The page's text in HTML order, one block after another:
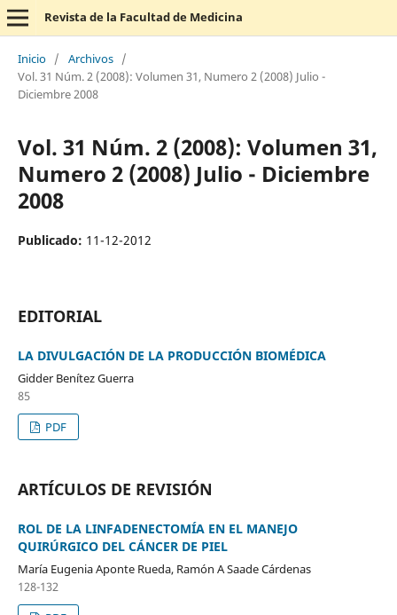
Revista de la Facultad de Medicina
Inicio / Archivos /
Vol. 31 Núm. 2 (2008): Volumen 31, Numero 2 (2008) Julio -
Diciembre 2008
Vol. 31 Núm. 2 (2008): Volumen 31,
Numero 2 (2008) Julio - Diciembre
2008
Publicado: 11-12-2012
EDITORIAL
LA DIVULGACIÓN DE LA PRODUCCIÓN BIOMÉDICA
Gidder Benítez Guerra
85
PDF
ARTÍCULOS DE REVISIÓN
ROL DE LA LINFADENECTOMÍA EN EL MANEJO
QUIRÚRGICO DEL CÁNCER DE PIEL
María Eugenia Aponte Rueda, Ramón A Saade Cárdenas
128-132